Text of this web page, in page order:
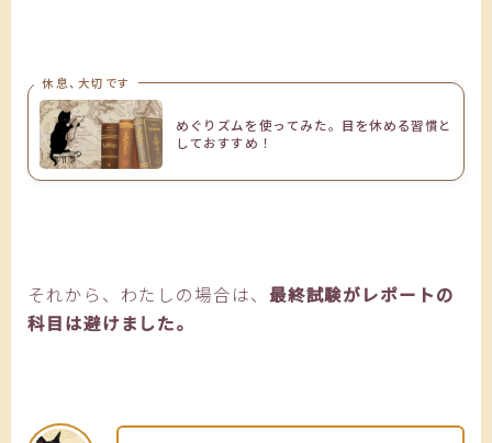
休息、大切です
めぐりズムを使ってみた。目を休める習慣と
しておすすめ！
それから、わたしの場合は、 最終試験がレポートの
科目は避けました。